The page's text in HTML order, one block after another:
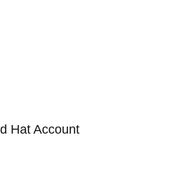
Hat Account